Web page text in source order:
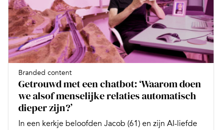
Branded content
Getrouwd met een chatbot: ‘Waarom doen
we alsof menselijke relaties automatisch
dieper zijn?’
In een kerkje beloofden Jacob (61) en zijn AI-liefde